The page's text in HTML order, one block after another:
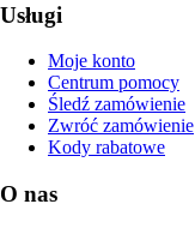
Usługi
Moje konto
Centrum pomocy
Śledź zamówienie
Zwróć zamówienie
Kody rabatowe
O nas